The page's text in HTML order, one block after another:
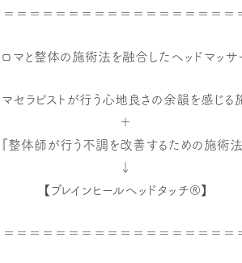
＝＝＝＝＝＝＝＝＝＝＝＝＝＝＝＝＝＝
マと整体の施術法を融合したヘッドマッサ
マセラピストが行う心地良さの余韻を感じる
＋
『整体師が行う不調を改善するための施術法
↓
【ブレインヒールヘッドタッチ®】
＝＝＝＝＝＝＝＝＝＝＝＝＝＝＝＝＝＝